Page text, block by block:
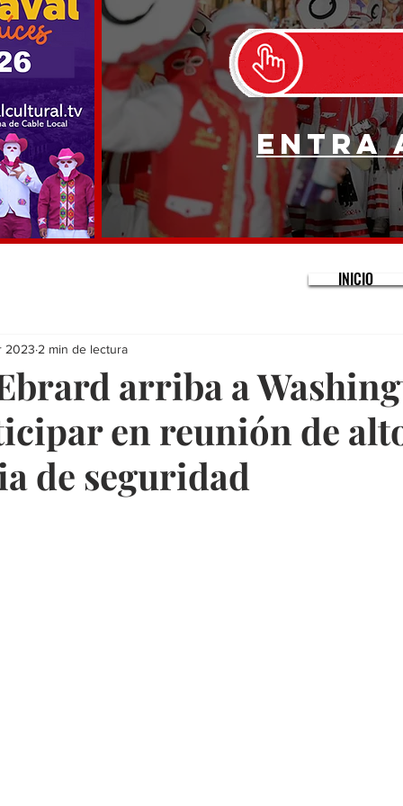
Entra
arriba a
en reunión de
de seguridad
2023 2 min de lectura
INICIO